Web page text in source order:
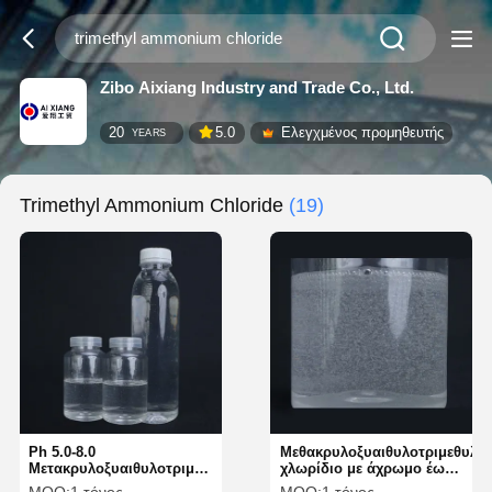
Zibo Aixiang Industry and Trade Co., Ltd.
20 YEARS 5.0 Ελεγχμένος προμηθευτής
Trimethyl Ammonium Chloride (19)
Ph 5.0-8.0
Μετακρυλοξυαιθυλοτριμεθυλοαμμωνικό
χλωριούχο 5039-78-1
χλωρίδιο με άχρωμο έως
ανοιχτόκίτρινο υγρό και